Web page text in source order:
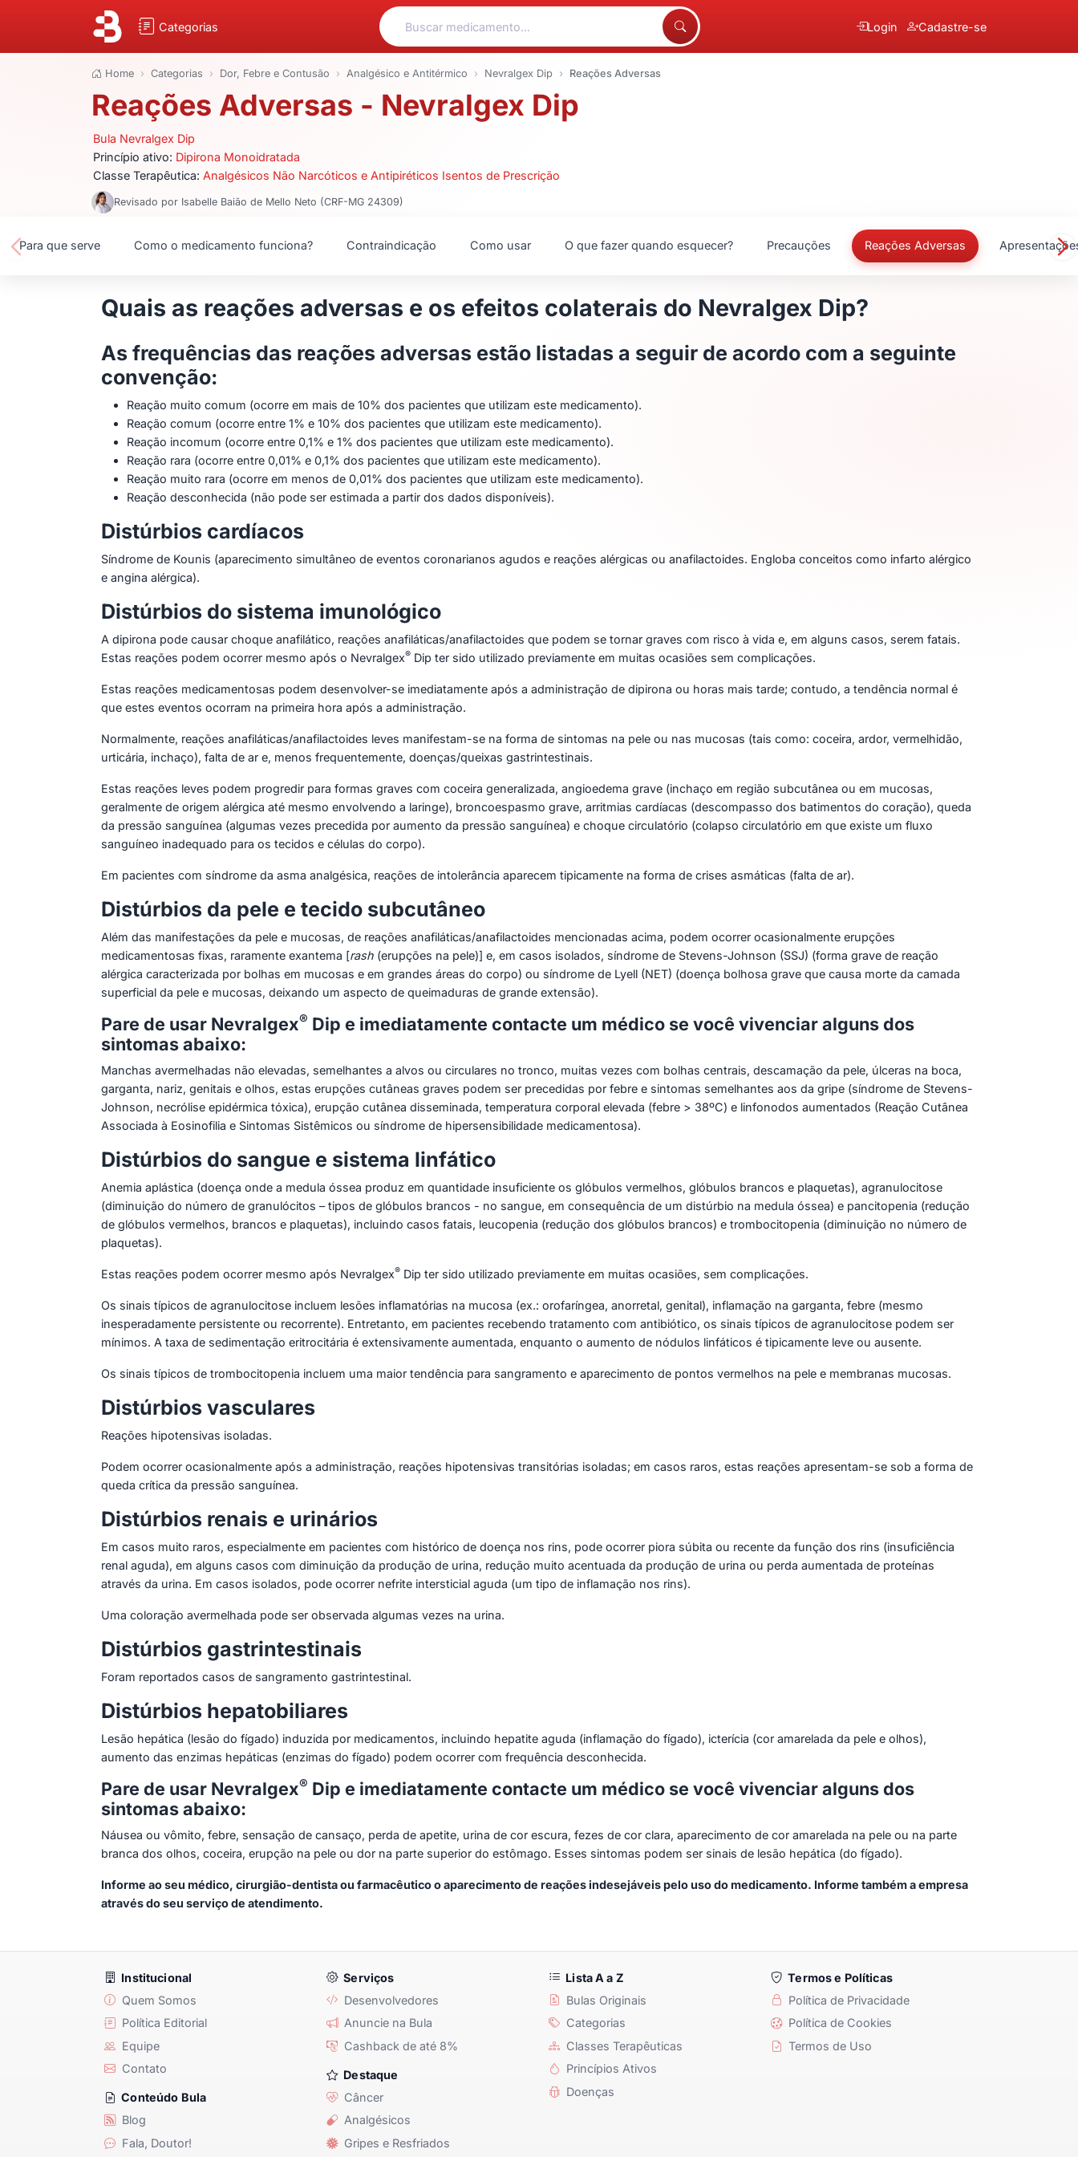
Categorias Login Cadastre-se
Home Categorias Dor, Febre e Contusão Analgésico e Antitérmico Nevralgex Dip Reações Adversas
Reações Adversas - Nevralgex Dip
Bula Nevralgex Dip
Princípio ativo: Dipirona Monoidratada
Classe Terapêutica: Analgésicos Não Narcóticos e Antipiréticos Isentos de Prescrição
Revisado por Isabelle Baião de Mello Neto (CRF-MG 24309)
Para que serve Como o medicamento funciona? Contraindicação Como usar O que fazer quando esquecer? Precauções Reações Adversas
Quais as reações adversas e os efeitos colaterais do Nevralgex Dip?
As frequências das reações adversas estão listadas a seguir de acordo com a seguinte
convenção:
Reação muito comum (ocorre em mais de 10% dos pacientes que utilizam este medicamento).
Reação comum (ocorre entre 1% e 10% dos pacientes que utilizam este medicamento).
Reação incomum (ocorre entre 0,1% e 1% dos pacientes que utilizam este medicamento).
Reação rara (ocorre entre 0,01% e 0,1% dos pacientes que utilizam este medicamento).
Reação muito rara (ocorre em menos de 0,01% dos pacientes que utilizam este medicamento).
Reação desconhecida (não pode ser estimada a partir dos dados disponíveis).
Distúrbios cardíacos
Síndrome de Kounis (aparecimento simultâneo de eventos coronarianos agudos e reações alérgicas ou anafilactoides. Engloba conceitos como infarto alérgico
e angina alérgica).
Distúrbios do sistema imunológico
A dipirona pode causar choque anafilático, reações anafiláticas/anafilactoides que podem se tornar graves com risco à vida e, em alguns casos, serem fatais.
Estas reações podem ocorrer mesmo após o Nevralgex® Dip ter sido utilizado previamente em muitas ocasiões sem complicações.
Estas reações medicamentosas podem desenvolver-se imediatamente após a administração de dipirona ou horas mais tarde; contudo, a tendência normal é
que estes eventos ocorram na primeira hora após a administração.
Normalmente, reações anafiláticas/anafilactoides leves manifestam-se na forma de sintomas na pele ou nas mucosas (tais como: coceira, ardor, vermelhidão,
urticária, inchaço), falta de ar e, menos frequentemente, doenças/queixas gastrintestinais.
Estas reações leves podem progredir para formas graves com coceira generalizada, angioedema grave (inchaço em região subcutânea ou em mucosas,
geralmente de origem alérgica até mesmo envolvendo a laringe), broncoespasmo grave, arritmias cardíacas (descompasso dos batimentos do coração), queda
da pressão sanguínea (algumas vezes precedida por aumento da pressão sanguínea) e choque circulatório (colapso circulatório em que existe um fluxo
sanguíneo inadequado para os tecidos e células do corpo).
Em pacientes com síndrome da asma analgésica, reações de intolerância aparecem tipicamente na forma de crises asmáticas (falta de ar).
Distúrbios da pele e tecido subcutâneo
Além das manifestações da pele e mucosas, de reações anafiláticas/anafilactoides mencionadas acima, podem ocorrer ocasionalmente erupções
medicamentosas fixas, raramente exantema [rash (erupções na pele)] e, em casos isolados, síndrome de Stevens-Johnson (SSJ) (forma grave de reação
alérgica caracterizada por bolhas em mucosas e em grandes áreas do corpo) ou síndrome de Lyell (NET) (doença bolhosa grave que causa morte da camada
superficial da pele e mucosas, deixando um aspecto de queimaduras de grande extensão).
Pare de usar Nevralgex® Dip e imediatamente contacte um médico se você vivenciar alguns dos
sintomas abaixo:
Manchas avermelhadas não elevadas, semelhantes a alvos ou circulares no tronco, muitas vezes com bolhas centrais, descamação da pele, úlceras na boca,
garganta, nariz, genitais e olhos, estas erupções cutâneas graves podem ser precedidas por febre e sintomas semelhantes aos da gripe (síndrome de Stevens-
Johnson, necrólise epidérmica tóxica), erupção cutânea disseminada, temperatura corporal elevada (febre > 38ºC) e linfonodos aumentados (Reação Cutânea
Associada à Eosinofilia e Sintomas Sistêmicos ou síndrome de hipersensibilidade medicamentosa).
Distúrbios do sangue e sistema linfático
Anemia aplástica (doença onde a medula óssea produz em quantidade insuficiente os glóbulos vermelhos, glóbulos brancos e plaquetas), agranulocitose
(diminuição do número de granulócitos – tipos de glóbulos brancos - no sangue, em consequência de um distúrbio na medula óssea) e pancitopenia (redução
de glóbulos vermelhos, brancos e plaquetas), incluindo casos fatais, leucopenia (redução dos glóbulos brancos) e trombocitopenia (diminuição no número de
plaquetas).
Estas reações podem ocorrer mesmo após Nevralgex® Dip ter sido utilizado previamente em muitas ocasiões, sem complicações.
Os sinais típicos de agranulocitose incluem lesões inflamatórias na mucosa (ex.: orofaríngea, anorretal, genital), inflamação na garganta, febre (mesmo
inesperadamente persistente ou recorrente). Entretanto, em pacientes recebendo tratamento com antibiótico, os sinais típicos de agranulocitose podem ser
mínimos. A taxa de sedimentação eritrocitária é extensivamente aumentada, enquanto o aumento de nódulos linfáticos é tipicamente leve ou ausente.
Os sinais típicos de trombocitopenia incluem uma maior tendência para sangramento e aparecimento de pontos vermelhos na pele e membranas mucosas.
Distúrbios vasculares
Reações hipotensivas isoladas.
Podem ocorrer ocasionalmente após a administração, reações hipotensivas transitórias isoladas; em casos raros, estas reações apresentam-se sob a forma de
queda crítica da pressão sanguínea.
Distúrbios renais e urinários
Em casos muito raros, especialmente em pacientes com histórico de doença nos rins, pode ocorrer piora súbita ou recente da função dos rins (insuficiência
renal aguda), em alguns casos com diminuição da produção de urina, redução muito acentuada da produção de urina ou perda aumentada de proteínas
através da urina. Em casos isolados, pode ocorrer nefrite intersticial aguda (um tipo de inflamação nos rins).
Uma coloração avermelhada pode ser observada algumas vezes na urina.
Distúrbios gastrintestinais
Foram reportados casos de sangramento gastrintestinal.
Distúrbios hepatobiliares
Lesão hepática (lesão do fígado) induzida por medicamentos, incluindo hepatite aguda (inflamação do fígado), icterícia (cor amarelada da pele e olhos),
aumento das enzimas hepáticas (enzimas do fígado) podem ocorrer com frequência desconhecida.
Pare de usar Nevralgex® Dip e imediatamente contacte um médico se você vivenciar alguns dos
sintomas abaixo:
Náusea ou vômito, febre, sensação de cansaço, perda de apetite, urina de cor escura, fezes de cor clara, aparecimento de cor amarelada na pele ou na parte
branca dos olhos, coceira, erupção na pele ou dor na parte superior do estômago. Esses sintomas podem ser sinais de lesão hepática (do fígado).
Informe ao seu médico, cirurgião-dentista ou farmacêutico o aparecimento de reações indesejáveis pelo uso do medicamento. Informe também a empresa
através do seu serviço de atendimento.
Institucional
Quem Somos
Política Editorial
Equipe
Contato
Conteúdo Bula
Blog
Fala, Doutor!
Serviços
Desenvolvedores
Anuncie na Bula
Cashback de até 8%
Destaque
Câncer
Analgésicos
Gripes e Resfriados
Lista A a Z
Bulas Originais
Categorias
Classes Terapêuticas
Princípios Ativos
Doenças
Termos e Políticas
Política de Privacidade
Política de Cookies
Termos de Uso